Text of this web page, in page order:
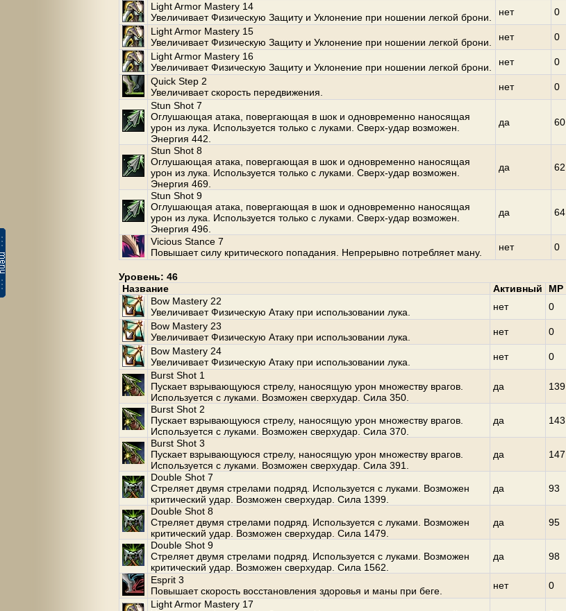
Light Armor Mastery 14
Увеличивает Физическую Защиту и Уклонение при ношении легкой брони.
нет 0
Light Armor Mastery 15
Увеличивает Физическую Защиту и Уклонение при ношении легкой брони.
нет 0
Light Armor Mastery 16
Увеличивает Физическую Защиту и Уклонение при ношении легкой брони.
нет 0
Quick Step 2
Увеличивает скорость передвижения.
нет 0
Stun Shot 7
Оглушающая атака, повергающая в шок и одновременно наносящая
урон из лука. Используется только с луками. Сверх-удар возможен.
Энергия 442.
да 60
Stun Shot 8
Оглушающая атака, повергающая в шок и одновременно наносящая
урон из лука. Используется только с луками. Сверх-удар возможен.
Энергия 469.
да 62
Stun Shot 9
Оглушающая атака, повергающая в шок и одновременно наносящая
урон из лука. Используется только с луками. Сверх-удар возможен.
Энергия 496.
да 64
Vicious Stance 7
Повышает силу критического попадания. Непрерывно потребляет ману.
нет 0
Уровень: 46
Название
Активный MP
Bow Mastery 22
Увеличивает Физическую Атаку при использовании лука.
нет 0
Bow Mastery 23
Увеличивает Физическую Атаку при использовании лука.
нет 0
Bow Mastery 24
Увеличивает Физическую Атаку при использовании лука.
нет 0
Burst Shot 1
Пускает взрывающуюся стрелу, наносящую урон множеству врагов.
Используется с луками. Возможен сверхудар. Сила 350.
да 139
Burst Shot 2
Пускает взрывающуюся стрелу, наносящую урон множеству врагов.
Используется с луками. Возможен сверхудар. Сила 370.
да 143
Burst Shot 3
Пускает взрывающуюся стрелу, наносящую урон множеству врагов.
Используется с луками. Возможен сверхудар. Сила 391.
да 147
Double Shot 7
Стреляет двумя стрелами подряд. Используется с луками. Возможен
критический удар. Возможен сверхудар. Сила 1399.
да 93
Double Shot 8
Стреляет двумя стрелами подряд. Используется с луками. Возможен
критический удар. Возможен сверхудар. Сила 1479.
да 95
Double Shot 9
Стреляет двумя стрелами подряд. Используется с луками. Возможен
критический удар. Возможен сверхудар. Сила 1562.
да 98
Esprit 3
Повышает скорость восстановления здоровья и маны при беге.
нет 0
Light Armor Mastery 17